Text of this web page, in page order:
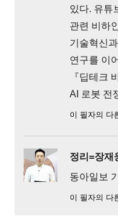
있다. 유튜
관련 비하
기술혁신
연구를 이
『딥테크
AI 로봇 전
이 필자의 다
정리=장재
동아일보
이 필자의 다